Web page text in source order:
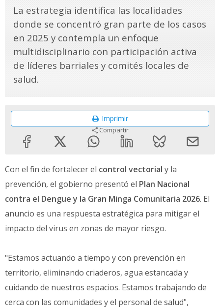
La estrategia identifica las localidades
donde se concentró gran parte de los casos
en 2025 y contempla un enfoque
multidisciplinario con participación activa
de líderes barriales y comités locales de
salud.
Imprimir
Compartir
Con el fin de fortalecer el control vectorial y la
prevención, el gobierno presentó el Plan Nacional
contra el Dengue y la Gran Minga Comunitaria 2026. El
anuncio es una respuesta estratégica para mitigar el
impacto del virus en zonas de mayor riesgo.
"Estamos actuando a tiempo y con prevención en
territorio, eliminando criaderos, agua estancada y
cuidando de nuestros espacios. Estamos trabajando de
cerca con las comunidades y el personal de salud",